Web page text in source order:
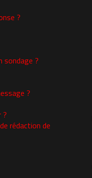
?
sondage ?
?
?
rédaction de